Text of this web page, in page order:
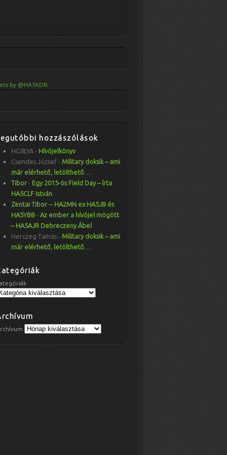
by @HA5KDR
hozzászólások
HG8LYA - Hívójelkönyv
Csendes József - Military doksik – ami
már elérhető, letölthető…
Tibor - Egy 2015-ös Field Day – írta
HA5CLF István
Zentai Tibor -- HA2MN ex HA5JB és
HA5YBB - Az ember a hívójel mögött
– HA5AJR Debreczeny Ábel
Herczeg Tamás - Military doksik – ami
már elérhető, letölthető…